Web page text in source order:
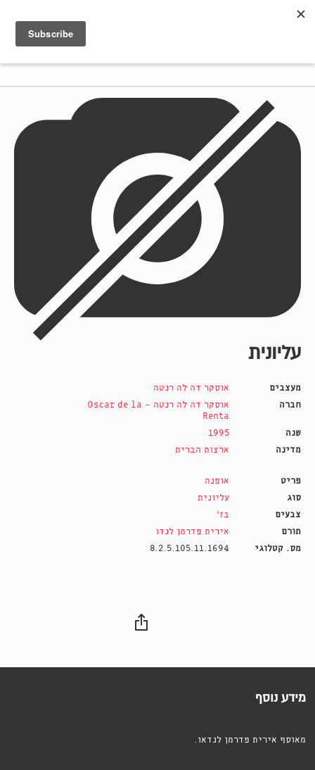
עליונית
מעצבים
אוסקר דה לה רנטה
חברה
אוסקר דה לה רנטה - Oscar de la
Renta
שנה
1995
מדינה
ארצות הברית
פריט
אופנה
סוג
עליונית
צבעים
בז'
תורם
אירית פדרמן לנדו
מס. קטלוגי
8.2.5.105.11.1694
מידע נוסף
מאוסף אירית פדרמן לנדאו.